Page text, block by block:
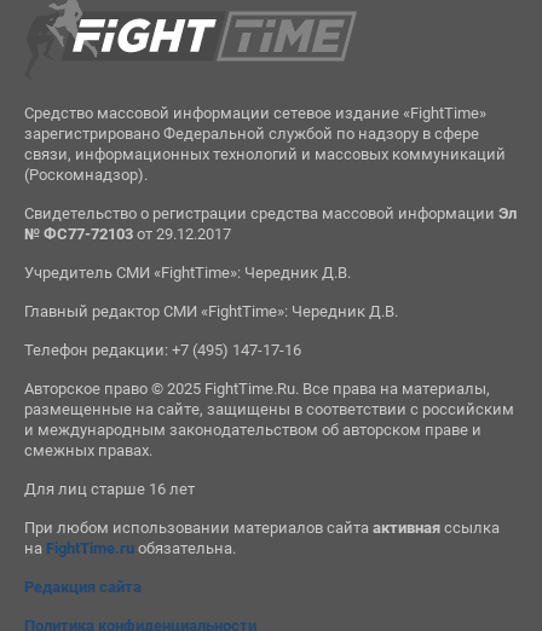
Средство массовой информации сетевое издание «FightTime»
зарегистрировано Федеральной службой по надзору в сфере
связи, информационных технологий и массовых коммуникаций
(Роскомнадзор).
Свидетельство о регистрации средства массовой информации Эл
№ ФС77-72103от 29.12.2017
Учредитель СМИ «FightTime»: Чередник Д.В.
Главный редактор СМИ «FightTime»: Чередник Д.В.
Телефон редакции: +7 (495) 147-17-16
Авторское право © 2025 FightTime.Ru. Все права на материалы,
размещенные на сайте, защищены в соответствии с российским
и международным законодательством об авторском праве и
смежных правах.
Для лиц старше 16 лет
При любом использовании материалов сайта активнаяссылка
на FightTime.ruобязательна.
Редакция сайта
Политика конфиденциальности